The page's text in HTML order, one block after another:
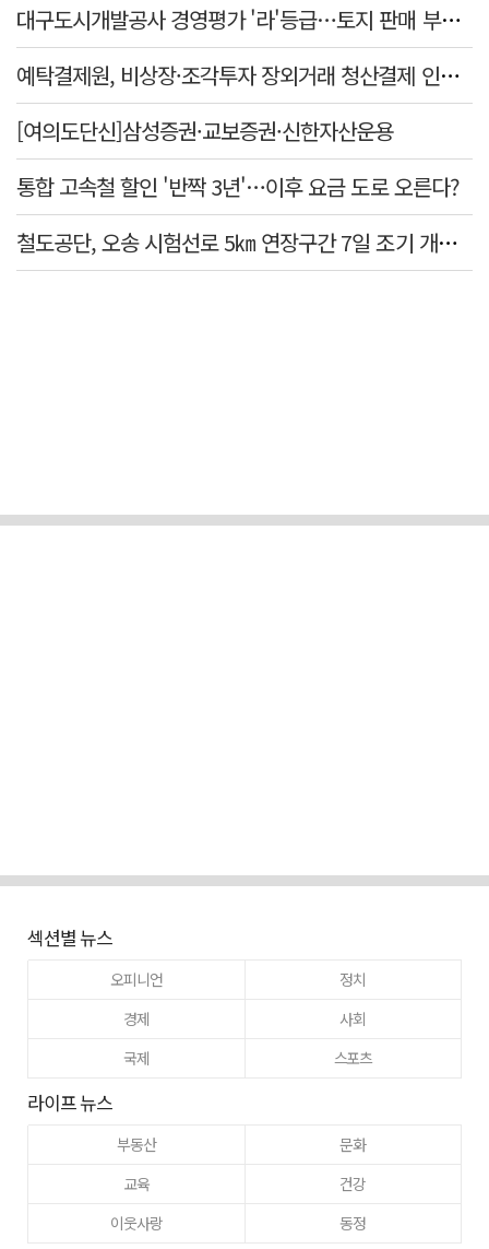
대구도시개발공사 경영평가 '라'등급…토지 판매 부진에 1년 만에 두 단계 '뚝'
예탁결제원, 비상장·조각투자 장외거래 청산결제 인프라 구축 착수…연내 가동
[여의도단신]삼성증권·교보증권·신한자산운용
통합 고속철 할인 '반짝 3년'…이후 요금 도로 오른다?
철도공단, 오송 시험선로 5㎞ 연장구간 7일 조기 개통…LA 메트로 사업 지원
섹션별 뉴스
오피니언
정치
경제
사회
국제
스포츠
라이프 뉴스
부동산
문화
교육
건강
이웃사랑
동정